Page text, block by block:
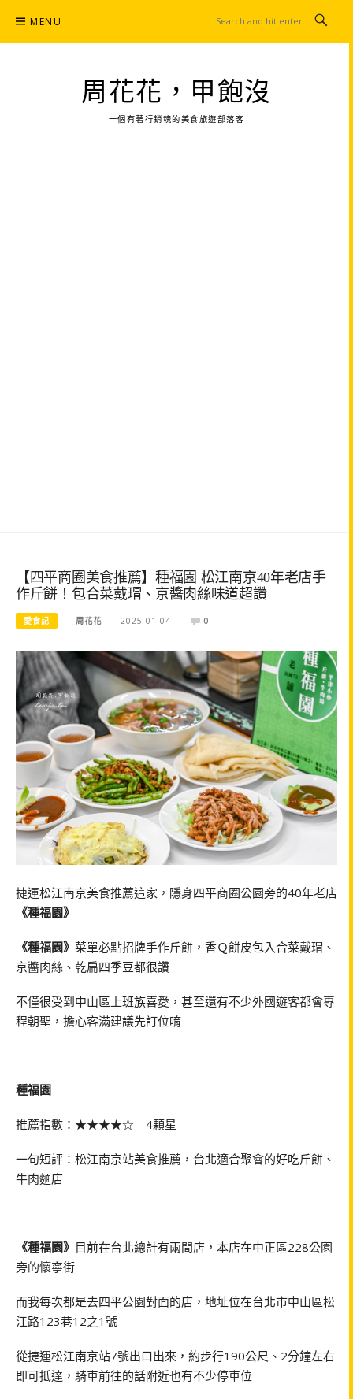
content
MENU
周花花，甲飽沒
一個有著行銷魂的美食旅遊部落客
【四平商圈美食推薦】種福園 松江南京40年老店手
作斤餅！包合菜戴瑁、京醬肉絲味道超讚
愛食記 周花花 2025-01-04 0
捷運松江南京美食推薦這家，隱身四平商圈公園旁的40年老店
《種福園》
《種福園》 菜單必點招牌手作斤餅，香Ｑ餅皮包入合菜戴瑁、
京醬肉絲、乾扁四季豆都很讚
不僅很受到中山區上班族喜愛，甚至還有不少外國遊客都會專
程朝聖，擔心客滿建議先訂位唷
種福園
推薦指數：★★★★☆ 4顆星
一句短評：松江南京站美食推薦，台北適合聚會的好吃斤餅、
牛肉麵店
《種福園》 目前在台北總計有兩間店，本店在中正區228公園
旁的懷寧街
而我每次都是去四平公園對面的店，地址位在台北市中山區松
江路123巷12之1號
從捷運松江南京站7號出口出來，約步行190公尺、2分鐘左右
即可抵達，騎車前往的話附近也有不少停車位